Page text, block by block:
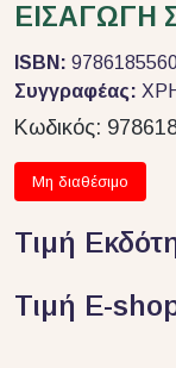
ΕΙΣΑΓΩΓΗ
ISBN:
Συγγραφέας:
Κωδικός:
Μη διαθέσιμο
Τιμή
Τιμή E-